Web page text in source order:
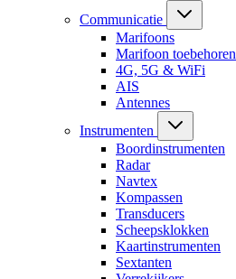
Communicatie
Marifoons
Marifoon toebehoren
4G, 5G & WiFi
AIS
Antennes
Instrumenten
Boordinstrumenten
Radar
Navtex
Kompassen
Transducers
Scheepsklokken
Kaartinstrumenten
Sextanten